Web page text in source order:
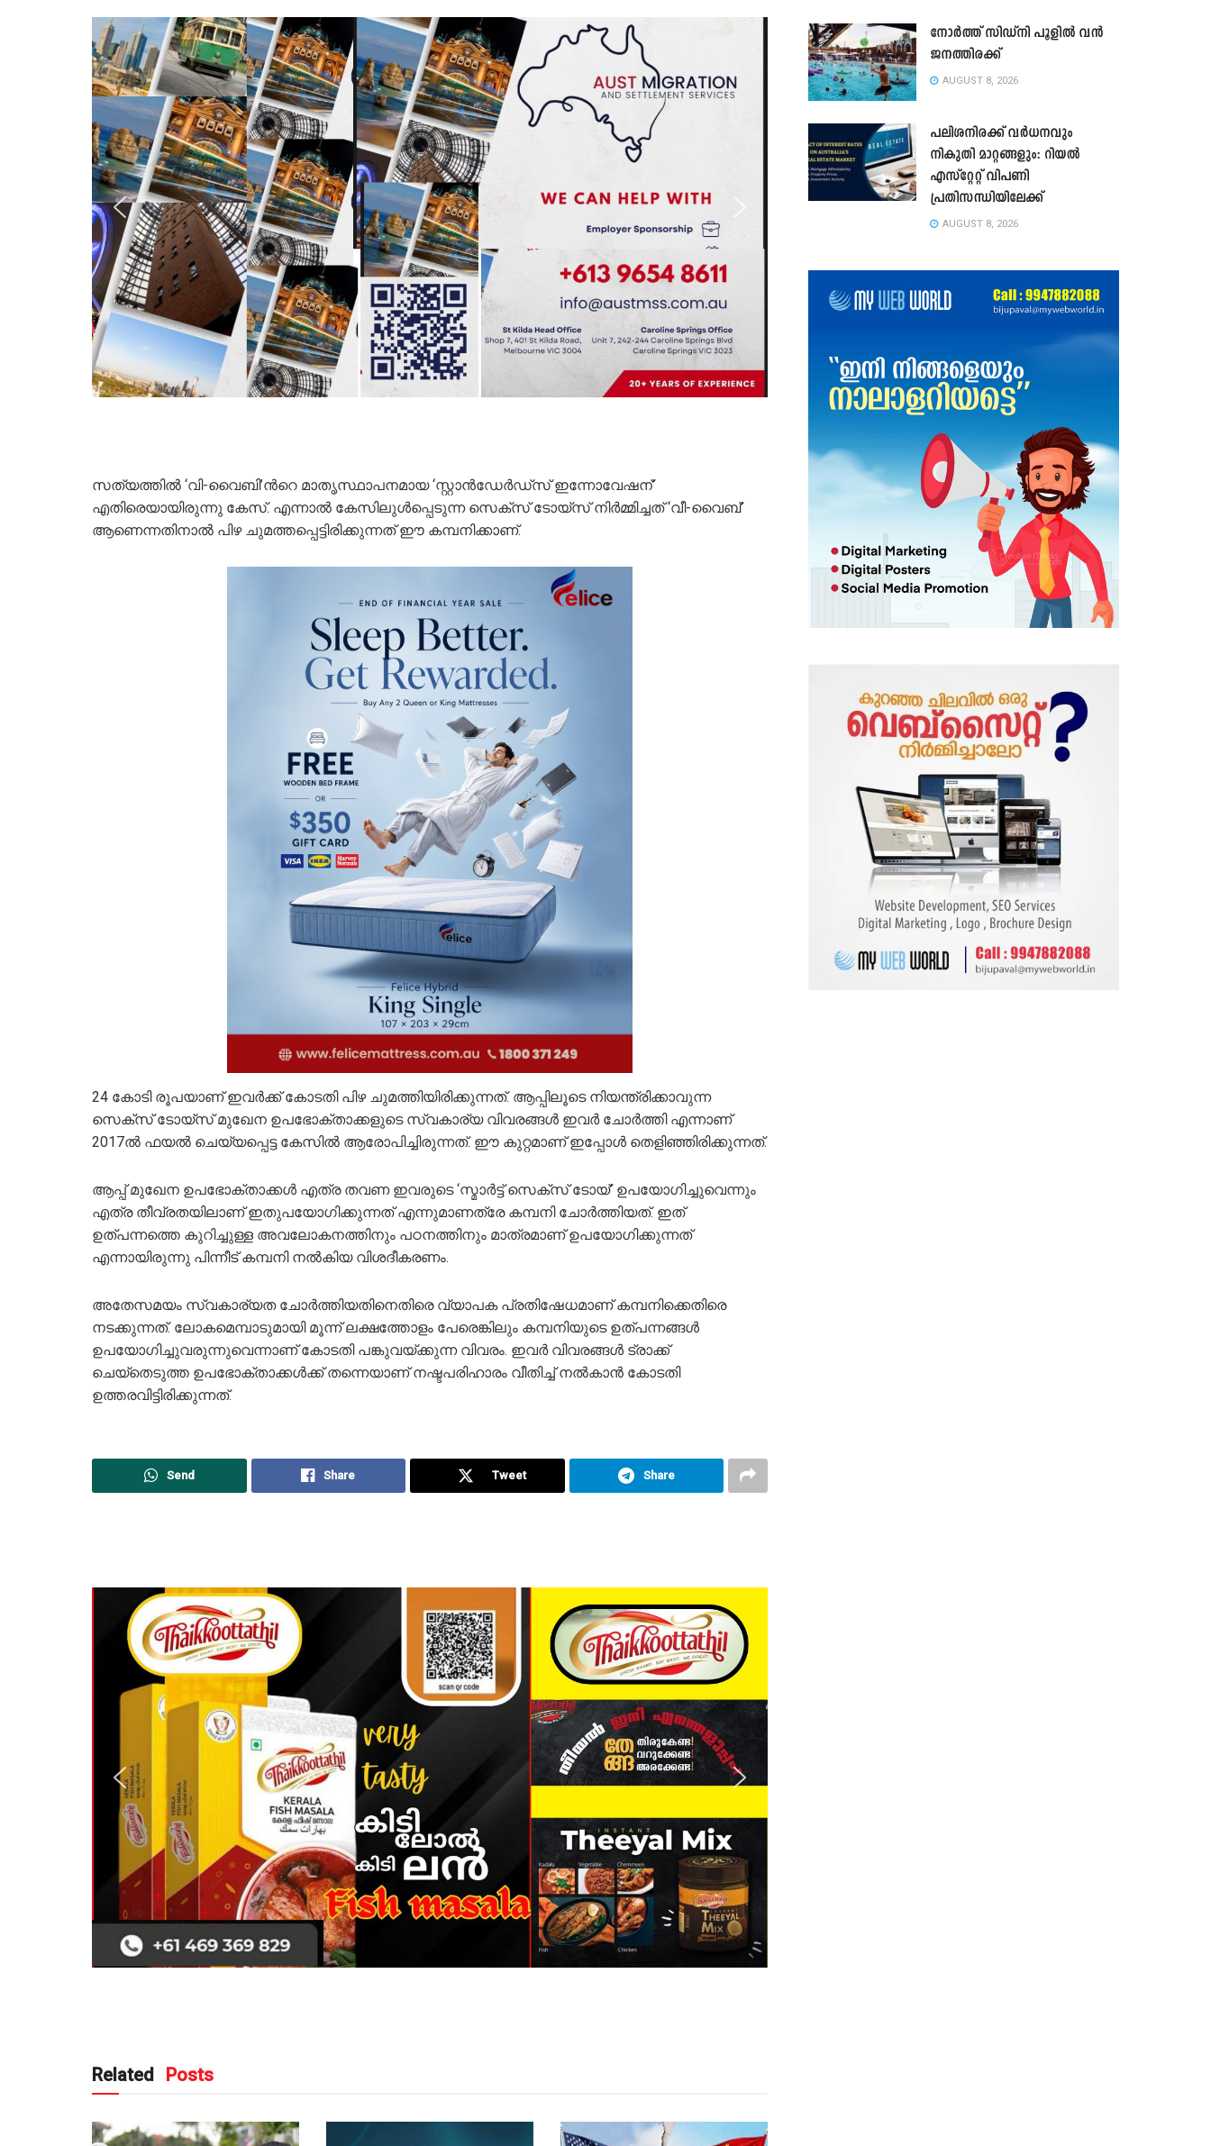
സത്യത്തില്‍ ‘വി-വൈബി’ന്‍റെ മാതൃസ്ഥാപനമായ ‘സ്റ്റാൻഡേര്‍ഡ്സ് ഇന്നോവേഷന്’
എതിരെയായിരുന്നു കേസ്. എന്നാല്‍ കേസിലുള്‍പ്പെടുന്ന സെക്സ് ടോയ്സ് നിര്‍മ്മിച്ചത് ‘വീ-വൈബ്’
ആണെന്നതിനാല്‍ പിഴ ചുമത്തപ്പെട്ടിരിക്കുന്നത് ഈ കമ്പനിക്കാണ്.
24 കോടി രൂപയാണ് ഇവര്‍ക്ക് കോടതി പിഴ ചുമത്തിയിരിക്കുന്നത്. ആപ്പിലൂടെ നിയന്ത്രിക്കാവുന്ന
സെക്സ് ടോയ്സ് മുഖേന ഉപഭോക്താക്കളുടെ സ്വകാര്യ വിവരങ്ങള്‍ ഇവര്‍ ചോര്‍ത്തി എന്നാണ്
2017ല്‍ ഫയല്‍ ചെയ്യപ്പെട്ട കേസില്‍ ആരോപിച്ചിരുന്നത്. ഈ കുറ്റമാണ് ഇപ്പോള്‍ തെളിഞ്ഞിരിക്കുന്നത്.
ആപ്പ് മുഖേന ഉപഭോക്താക്കള്‍ എത്ര തവണ ഇവരുടെ ‘സ്മാര്‍ട്ട് സെക്സ് ടോയ്’ ഉപയോഗിച്ചുവെന്നും
എത്ര തീവ്രതയിലാണ് ഇതുപയോഗിക്കുന്നത് എന്നുമാണത്രേ കമ്പനി ചോര്‍ത്തിയത്. ഇത്
ഉത്പന്നത്തെ കുറിച്ചുള്ള അവലോകനത്തിനും പഠനത്തിനും മാത്രമാണ് ഉപയോഗിക്കുന്നത്
എന്നായിരുന്നു പിന്നീട് കമ്പനി നല്‍കിയ വിശദീകരണം.
അതേസമയം സ്വകാര്യത ചോര്‍ത്തിയതിനെതിരെ വ്യാപക പ്രതിഷേധമാണ് കമ്പനിക്കെതിരെ
നടക്കുന്നത്. ലോകമെമ്പാടുമായി മൂന്ന് ലക്ഷത്തോളം പേരെങ്കിലും കമ്പനിയുടെ ഉത്പന്നങ്ങള്‍
ഉപയോഗിച്ചുവരുന്നുവെന്നാണ് കോടതി പങ്കുവയ്ക്കുന്ന വിവരം. ഇവര്‍ വിവരങ്ങള്‍ ട്രാക്ക്
ചെയ്തെടുത്ത ഉപഭോക്താക്കള്‍ക്ക് തന്നെയാണ് നഷ്ടപരിഹാരം വീതിച്ച് നല്‍കാൻ കോടതി
ഉത്തരവിട്ടിരിക്കുന്നത്.
Send Share Tweet Share
Related Posts
നോർത്ത് സിഡ്നി പൂളിൽ വൻ
ജനത്തിരക്ക്
AUGUST 8, 2026
പലിശനിരക്ക് വർധനവും
നികുതി മാറ്റങ്ങളും: റിയൽ
എസ്റ്റേറ്റ് വിപണി
പ്രതിസന്ധിയിലേക്ക്
AUGUST 8, 2026